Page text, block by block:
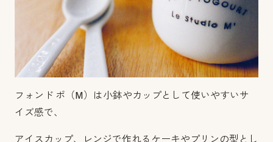
フォンド ポ（M）は小鉢やカップとして使いやすいサ
イズ感で、
アイスカップ、レンジで作れるケーキやプリンの型とし